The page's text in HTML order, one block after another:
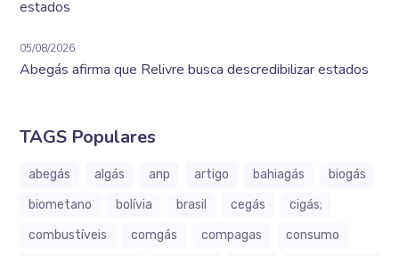
estados
05/08/2026
Abegás afirma que Relivre busca descredibilizar estados
TAGS Populares
abegás algás anp artigo bahiagás
biogás
biometano
bolívia brasil cegás
cigás;
combustíveis
comgás compagas
consumo